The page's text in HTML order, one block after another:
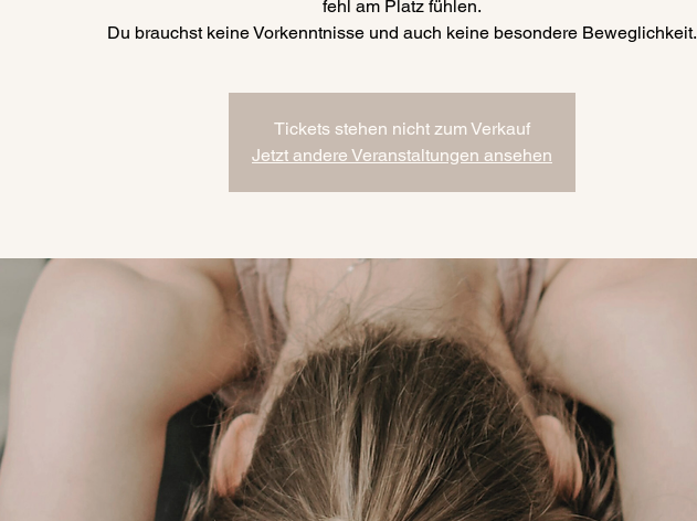
fehl am Platz fühlen.
Du brauchst keine Vorkenntnisse und auch keine besondere Beweglichkeit.
Tickets stehen nicht zum Verkauf
Jetzt andere Veranstaltungen ansehen